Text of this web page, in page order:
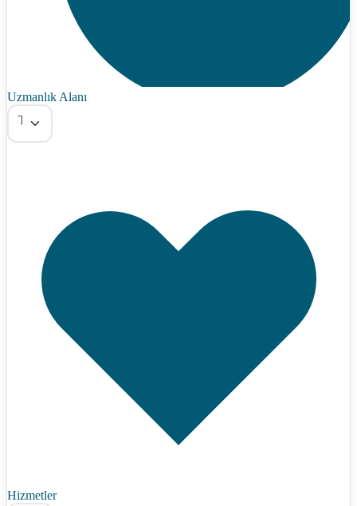
Uzmanlık Alanı
Tümü
Hizmetler